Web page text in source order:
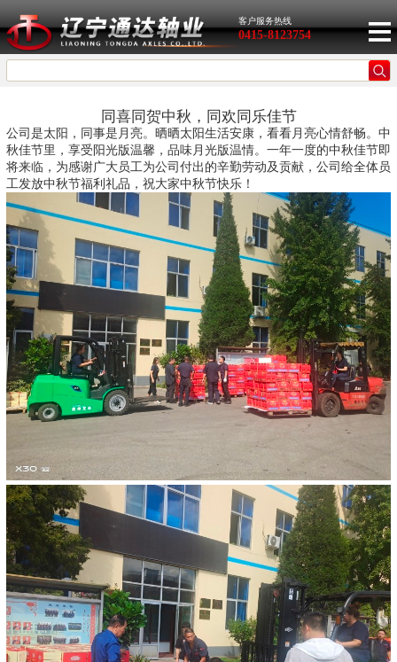
客户服务热线
0415-8123754
同喜同贺中秋，同欢同乐佳节
公司是太阳，同事是月亮。晒晒太阳生活安康，看看月亮心情舒畅。中
秋佳节里，享受阳光版温馨，品味月光版温情。一年一度的中秋佳节即
将来临，为感谢广大员工为公司付出的辛勤劳动及贡献，公司给全体员
工发放中秋节福利礼品，祝大家中秋节快乐！